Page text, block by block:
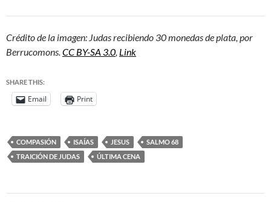
Crédito de la imagen: Judas recibiendo 30 monedas de plata, por
Berrucomons.CC BY-SA 3.0, Link
SHARE THIS:
Email Print
COMPASIÓN ISAÍAS JESUS
SALMO 68
TRAICIÓN DE JUDAS
ÚLTIMA CENA